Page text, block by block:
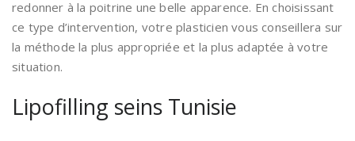
redonner à la poitrine une belle apparence. En choisissant
ce type d’intervention, votre plasticien vous conseillera sur
la méthode la plus appropriée et la plus adaptée à votre
situation.
Lipofilling seins Tunisie